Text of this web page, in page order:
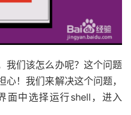
我们该怎么办呢？这个问题
！我们来解决这个问题，
面中选择运行shell，进入